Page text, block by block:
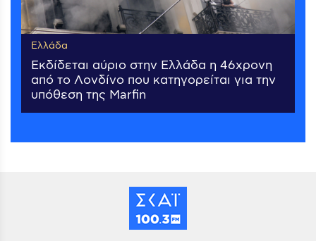
Ελλάδα
Εκδίδεται αύριο στην Ελλάδα η 46χρονη
από το Λονδίνο που κατηγορείται για την
υπόθεση της Marfin